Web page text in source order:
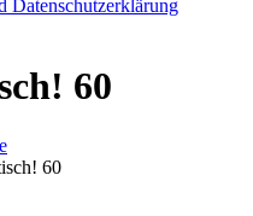
Datenschutzerklärung
60
60